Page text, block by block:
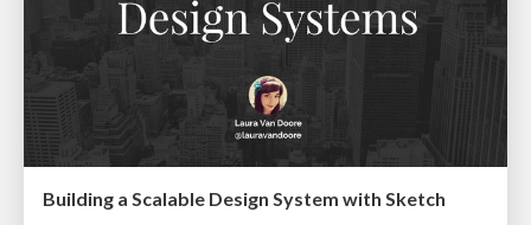
Building a Scalable Design System with Sketch